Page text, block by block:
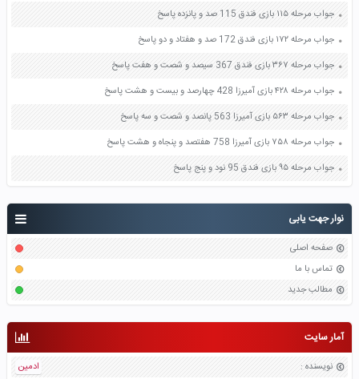
نوار جهت یابی
صفحه اصلی
تماس با ما
مطالب جدید
آمار سایت
نویسنده : ادمین
جواب مرحله ۱۱۵ بازی فندق 115 صد و پانزده پاسخ
جواب مرحله ۱۷۲ بازی فندق 172 صد و هفتاد و دو پاسخ
جواب مرحله ۳۶۷ بازی فندق 367 سیصد و شصت و هفت پاسخ
جواب مرحله ۴۲۸ بازی آمیرزا 428 چهارصد و بیست و هشت پاسخ
جواب مرحله ۵۶۳ بازی آمیرزا 563 پانصد و شصت و سه پاسخ
جواب مرحله ۷۵۸ بازی آمیرزا 758 هفتصد و پنجاه و هشت پاسخ
جواب مرحله ۹۵ بازی فندق 95 نود و پنج پاسخ